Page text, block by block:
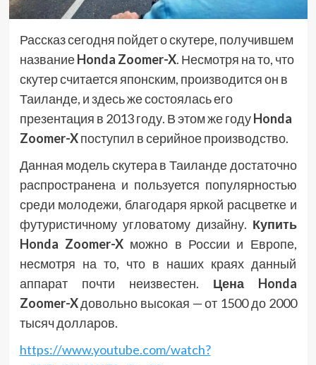
Рассказ сегодня пойдет о скутере, получившем
названиеHonda Zoomer-X. Несмотря на то, что
скутер считается японским, производится он в
Таиланде, и здесь же состоялась его
презентация в 2013 году. В этом же годуHonda
Zoomer-Xпоступил в серийное производство.
Данная модель скутера в Таиланде достаточно
распространена и пользуется популярностью
среди молодежи, благодаря яркой расцветке и
футуристичному угловатому дизайну. Купить
Honda Zoomer-Xможно в России и Европе,
несмотря на то, что в наших краях данный
аппарат почти неизвестен. Цена Honda
Zoomer-Xдовольно высокая — от 1500 до 2000
тысяч долларов.
https://www.youtube.com/watch?